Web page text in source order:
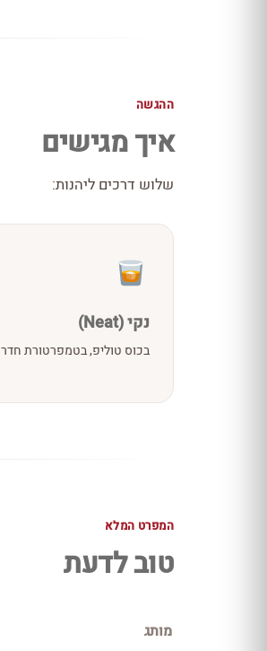
ההגשה
איך מגישים
שלוש דרכים ליהנות:
נקי (Neat)
בכוס טוליפ, בטמפרטורת חדר
המפרט המלא
טוב לדעת
מותג